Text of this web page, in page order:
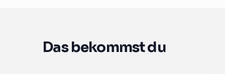
Das bekommst du